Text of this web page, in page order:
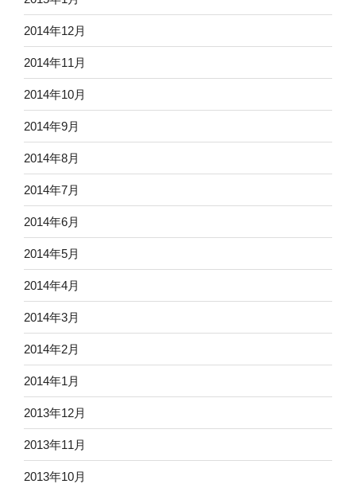
2014年12月
2014年11月
2014年10月
2014年9月
2014年8月
2014年7月
2014年6月
2014年5月
2014年4月
2014年3月
2014年2月
2014年1月
2013年12月
2013年11月
2013年10月